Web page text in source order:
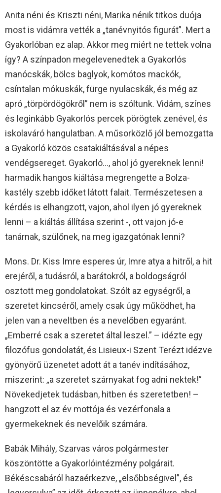
Anita néni és Kriszti néni, Marika nénik titkos duója
most is vidámra vették a „tanévnyitós figurát”. Mert a
Gyakorlóban ez alap. Akkor meg miért ne tettek volna
így? A színpadon megelevenedtek a Gyakorlós
manócskák, bölcs baglyok, komótos mackók,
csíntalan mókuskák, fürge nyulacskák, és még az
apró „törpördögökről” nem is szóltunk. Vidám, színes
és leginkább Gyakorlós percek pörögtek zenével, és
iskolaváró hangulatban. A műsorközlő jól bemozgatta
a Gyakorló közös csatakiáltásával a népes
vendégsereget. Gyakorló…, ahol jó gyereknek lenni!
harmadik hangos kiáltása megrengette a Bolza-
kastély szebb időket látott falait. Természetesen a
kérdés is elhangzott, vajon, ahol ilyen jó gyereknek
lenni – a kiáltás állítása szerint -, ott vajon jó-e
tanárnak, szülőnek, na meg igazgatónak lenni?
Mons. Dr. Kiss Imre esperes úr, Imre atya a hitről, a hit
erejéről, a tudásról, a barátokról, a boldogságról
osztott meg gondolatokat. Szólt az egységről, a
szeretet kincséről, amely csak úgy működhet, ha
jelen van a neveltben és a nevelőben egyaránt.
„Emberré csak a szeretet által leszel.” – idézte egy
filozófus gondolatát, és Lisieux-i Szent Terézt idézve
gyönyörű üzenetet adott át a tanév indításához,
miszerint: „a szeretet szárnyakat fog adni nektek!”
Növekedjetek tudásban, hitben és szeretetben! –
hangzott el az év mottója és vezérfonala a
gyermekeknek és nevelőik számára.
Babák Mihály, Szarvas város polgármester
köszöntötte a Gyakorlóintézmény polgárait.
Békéscsabáról hazaérkezve, „elsőbbségivel”, és